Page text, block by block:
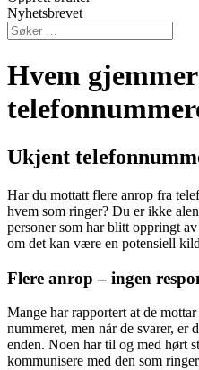
Nyhetsbrevet
Hvem
Ukjent
Har du mottatt flere anrop fra
hvem som ringer? Du er ikke
personer som har blitt oppringt
om det kan være en potensiell
Flere anrop – ingen
Mange har rapportert at de
nummeret, men når de svarer, er
enden. Noen har til og med hørt
kommunisere med den som